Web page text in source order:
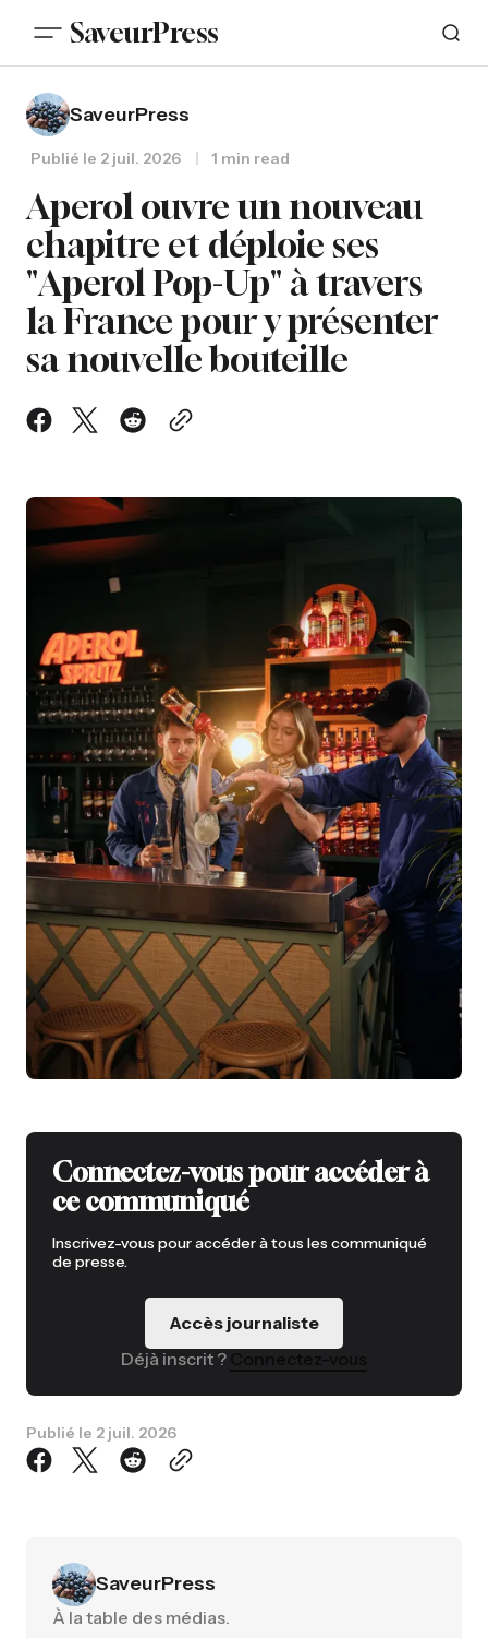
SaveurPress
SaveurPress
Publié le 2 juil. 2026 1 min read
Aperol ouvre un nouveau
chapitre et déploie ses
"Aperol Pop-Up" à travers
la France pour y présenter
sa nouvelle bouteille
Connectez-vous pour accéder à
ce communiqué
Inscrivez-vous pour accéder à tous les communiqué
de presse.
Accès journaliste
Déjà inscrit ?
Publié le 2 juil. 2026
SaveurPress
À la table des médias.